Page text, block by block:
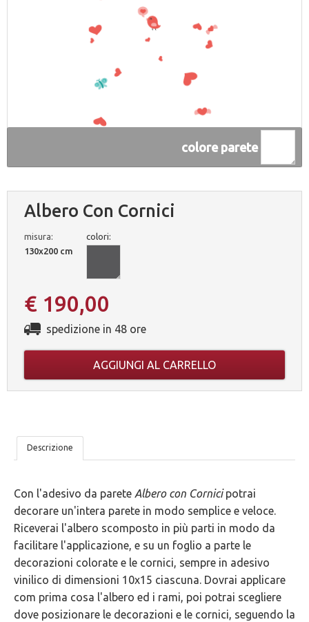
colore parete
Albero Con Cornici
misura:
130x200 cm
colori:
€ 190,00
spedizione in 48 ore
AGGIUNGI AL CARRELLO
LE
GARANZIE
Descrizione
Con l'adesivo da parete Albero con Cornicipotrai
decorare un'intera parete in modo semplice e veloce.
Riceverai l'albero scomposto in più parti in modo da
facilitare l'applicazione, e su un foglio a parte le
decorazioni colorate e le cornici, sempre in adesivo
vinilico di dimensioni 10x15 ciascuna. Dovrai applicare
com prima cosa l'albero ed i rami, poi potrai scegliere
dove posizionare le decorazioni e le cornici, seguendo la